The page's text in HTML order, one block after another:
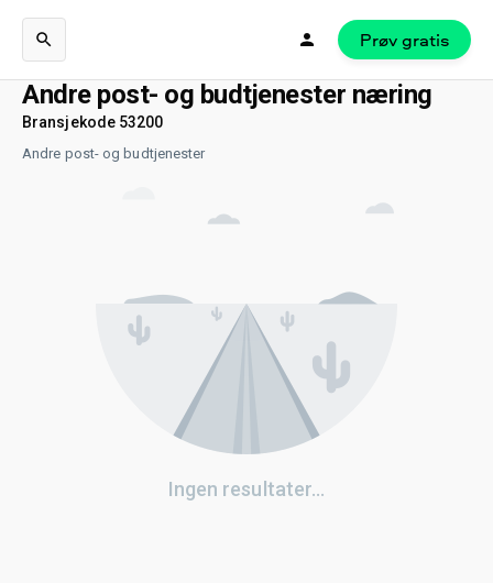
Prøv gratis
Andre post- og budtjenester næring
Bransjekode 53200
Andre post- og budtjenester
Ingen resultater...